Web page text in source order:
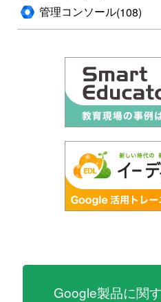
管理コンソール(108)
Google製品に関